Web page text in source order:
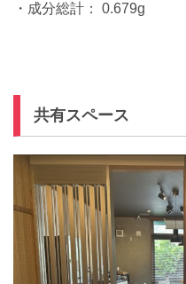
・成分総計： 0.679g
共有スペース